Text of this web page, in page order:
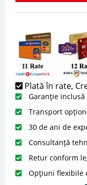
Plată în rate,
Garanție inclusă
Transport
30 de ani de
Consultanță
Retur conform
Opțiuni flexibile